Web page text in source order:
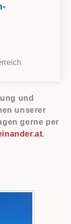
und
unserer
gerne per
.